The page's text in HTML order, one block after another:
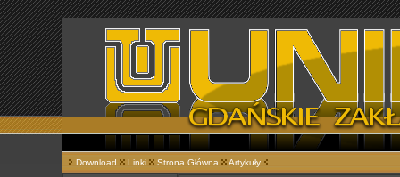
Download Linki Strona Główna Artykuły